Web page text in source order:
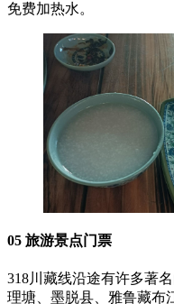
免费加热水。
05 旅游景点门票
318川藏线沿途有许多著
理塘、墨脱县、雅鲁藏布